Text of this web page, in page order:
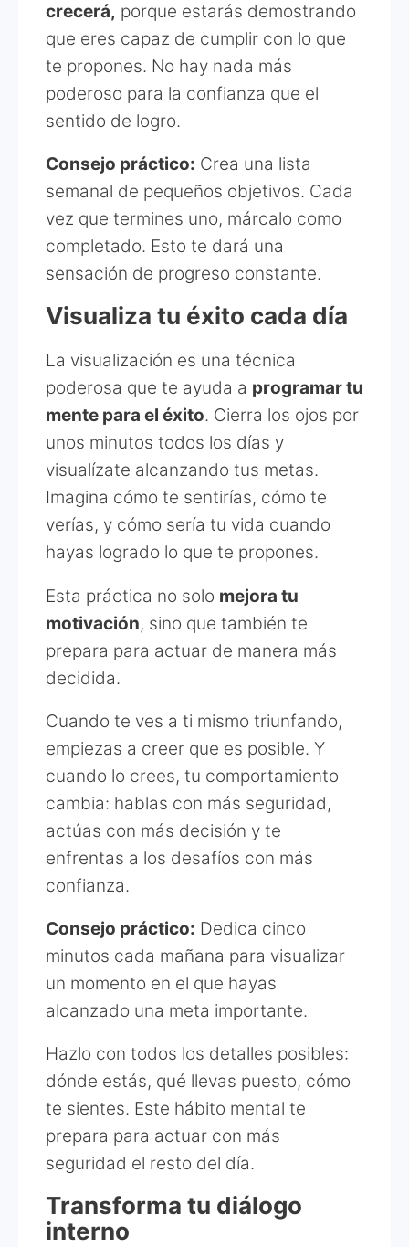
crecerá, porque estarás demostrando
que eres capaz de cumplir con lo que
te propones. No hay nada más
poderoso para la confianza que el
sentido de logro.
Consejo práctico: Crea una lista
semanal de pequeños objetivos. Cada
vez que termines uno, márcalo como
completado. Esto te dará una
sensación de progreso constante.
Visualiza tu éxito cada día
La visualización es una técnica
poderosa que te ayuda a programar tu
mente para el éxito. Cierra los ojos por
unos minutos todos los días y
visualízate alcanzando tus metas.
Imagina cómo te sentirías, cómo te
verías, y cómo sería tu vida cuando
hayas logrado lo que te propones.
Esta práctica no solo mejora tu
motivación, sino que también te
prepara para actuar de manera más
decidida.
Cuando te ves a ti mismo triunfando,
empiezas a creer que es posible. Y
cuando lo crees, tu comportamiento
cambia: hablas con más seguridad,
actúas con más decisión y te
enfrentas a los desafíos con más
confianza.
Consejo práctico: Dedica cinco
minutos cada mañana para visualizar
un momento en el que hayas
alcanzado una meta importante.
Hazlo con todos los detalles posibles:
dónde estás, qué llevas puesto, cómo
te sientes. Este hábito mental te
prepara para actuar con más
seguridad el resto del día.
Transforma tu diálogo
interno